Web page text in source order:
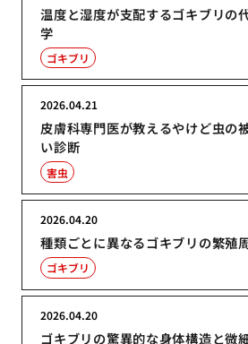
温度と湿度が支配するゴキブリの
学
ゴキブリ
皮膚科専門医が教えるやけど虫の
い診断
2026.04.21
害虫
種類ごとに異なるゴキブリの繁殖
2026.04.20
ゴキブリ
ゴキブリの驚異的な身体構造と微
2026.04.20